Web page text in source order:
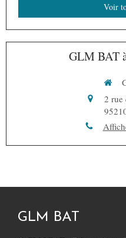
Voir
GLM BAT
2 rue
GLM BAT